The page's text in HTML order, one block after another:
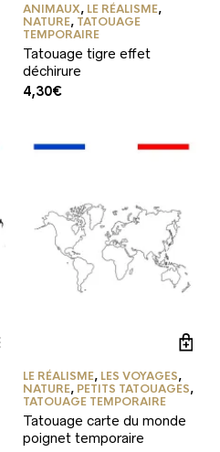
ANIMAUX, LE RÉALISME,
NATURE, TATOUAGE
TEMPORAIRE
Tatouage tigre effet
déchirure
4,30€
plusieurs
variations.
Les
options
peuvent
LE RÉALISME, LES VOYAGES,
NATURE, PETITS TATOUAGES,
TATOUAGE TEMPORAIRE
Tatouage carte du monde
poignet temporaire